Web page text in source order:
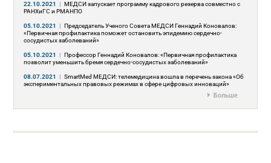
22.10.2021 | МЕДСИ запускает программу кадрового резерва совместно с
РАНХиГC и РМАНПО
05.10.2021 | Председатель Ученого Совета МЕДСИ Геннадий Коновалов:
«Первичная профилактика поможет остановить эпидемию сердечно-
сосудистых заболеваний»
05.10.2021 | Профессор Геннадий Коновалов: «Первичная профилактика
позволит уменьшить бремя сердечно-сосудистых заболеваний»
08.07.2021 | SmartMed МЕДСИ: телемедицина вошла в перечень закона «Об
экспериментальных правовых режимах в сфере цифровых инноваций»
Больше